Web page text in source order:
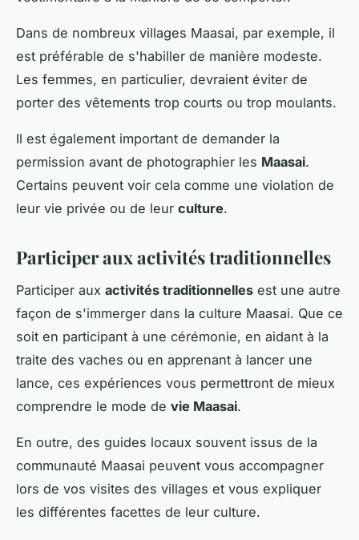
Dans de nombreux villages Maasai, par exemple, il
est préférable de s'habiller de manière modeste.
Les femmes, en particulier, devraient éviter de
porter des vêtements trop courts ou trop moulants.
Il est également important de demander la
permission avant de photographier les Maasai.
Certains peuvent voir cela comme une violation de
leur vie privée ou de leur culture.
Participer aux activités traditionnelles
Participer aux activités traditionnelles est une autre
façon de s'immerger dans la culture Maasai. Que ce
soit en participant à une cérémonie, en aidant à la
traite des vaches ou en apprenant à lancer une
lance, ces expériences vous permettront de mieux
comprendre le mode de vie Maasai.
En outre, des guides locaux souvent issus de la
communauté Maasai peuvent vous accompagner
lors de vos visites des villages et vous expliquer
les différentes facettes de leur culture.